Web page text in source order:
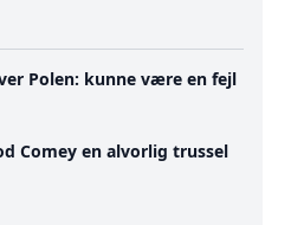
Polen: kunne være en fejl
Comey en alvorlig trussel